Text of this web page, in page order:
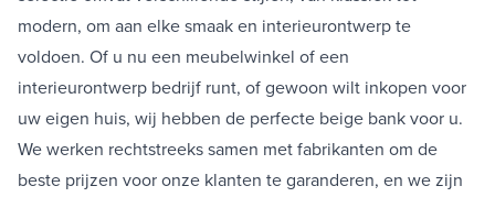
modern, om aan elke smaak en interieurontwerp te
voldoen. Of u nu een meubelwinkel of een
interieurontwerp bedrijf runt, of gewoon wilt inkopen voor
uw eigen huis, wij hebben de perfecte beige bank voor u.
We werken rechtstreeks samen met fabrikanten om de
beste prijzen voor onze klanten te garanderen, en we zijn